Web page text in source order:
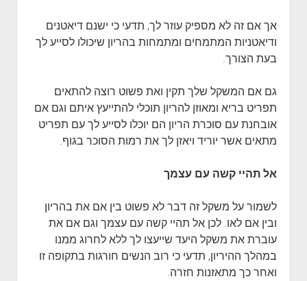
אך אם זה לא מספיק עוזר לך, תדעי כי ישנם דיאטנים
ודיאטניות המתמחים ומתמחות בהריון שיכולו לסייע לך
בעת הצורך.
גם אם המשקל שלך תקין ואת פשוט רוצה להתאים
תפריט בריא ומאוזן להריון תוכלי להתייעץ איתם וגם אם
אובחנת עם סוכרת הריון הם יוכלו לסייע לך עם תפריט
מתאים אשר יוריד ויאזן לך את רמות הסוכר בגוף.
אל תהיי קשה עם עצמך
לשמור על משקל זה דבר לא פשוט בין אם את בהריון
ובין אם לאו. לכן אל תהיי קשה עם עצמך וגם אם את
עוברת את משקל היעד שייעצו לך ללא לחרוג ממנו
במהלך ההיריון, תדעי כי רוב הנשים חורגות בתקופה זו
ואחר כך מתאזנות חזרה.